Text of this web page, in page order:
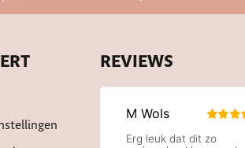
REVIEWS